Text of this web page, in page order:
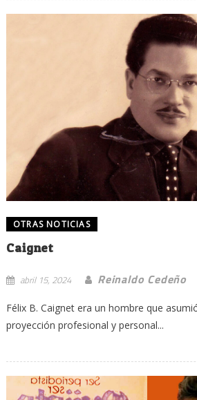
OTRAS NOTICIAS
Caignet
abril 15, 2024 Reinaldo Cedeño
Félix B. Caignet era un hombre que
proyección profesional y personal...